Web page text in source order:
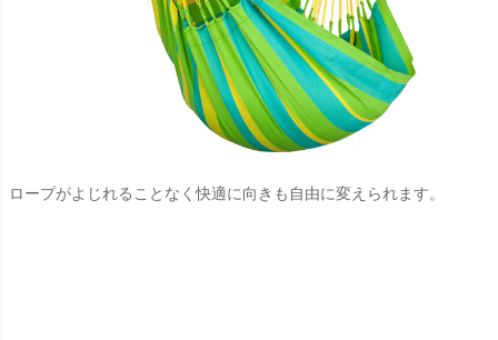
ロープがよじれることなく快適に向きも自由に変えられます。